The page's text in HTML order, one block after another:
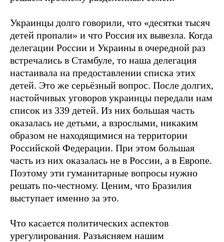
Украинцы долго говорили, что «десятки тысяч
детей пропали» и что Россия их вывезла. Когда
делегации России и Украины в очередной раз
встречались в Стамбуле, то наша делегация
настаивала на предоставлении списка этих
детей. Это же серьёзный вопрос. После долгих,
настойчивых уговоров украинцы передали нам
список из 339 детей. Из них большая часть
оказалась не детьми, а взрослыми, никаким
образом не находящимися на территории
Российской Федерации. При этом большая
часть из них оказалась не в России, а в Европе.
Поэтому эти гуманитарные вопросы нужно
решать по-честному. Ценим, что Бразилия
выступает именно за это.
Что касается политических аспектов
урегулирования. Разъясняем нашим